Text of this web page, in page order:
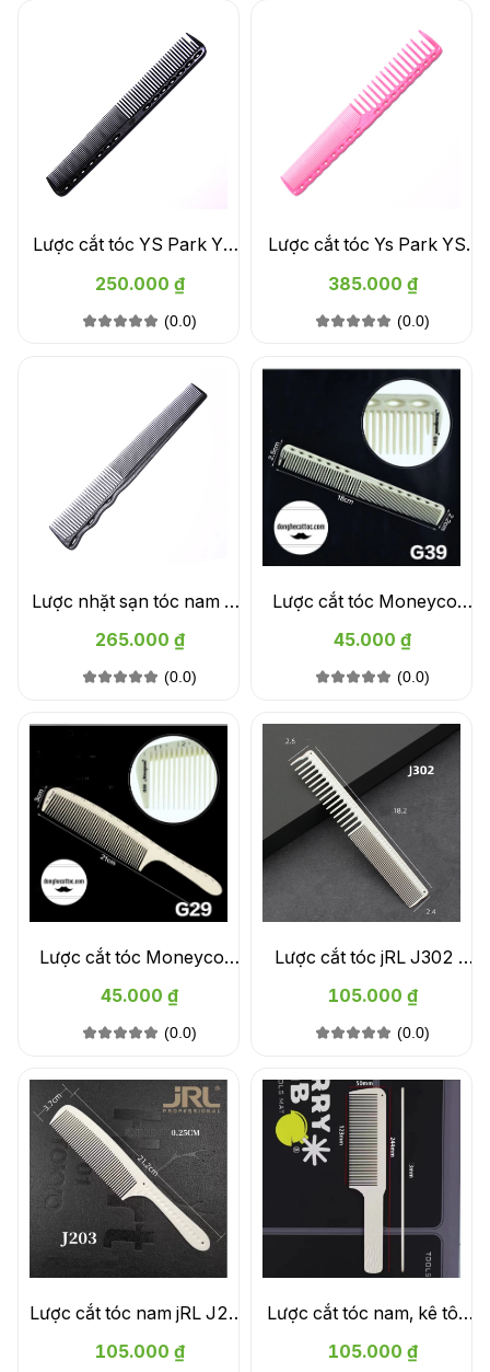
Lược cắt tóc YS Park YS-
339 chính hãng
250.000 ₫
(0.0)
Lược cắt tóc Ys Park YS-
332
385.000 ₫
(0.0)
Lược nhặt sạn tóc nam YS
Park YS-252 chính hãng
265.000 ₫
(0.0)
Lược cắt tóc Moneycom
G39
45.000 ₫
(0.0)
Lược cắt tóc Moneycom
g29
45.000 ₫
(0.0)
Lược cắt tóc jRL J302 -
Trắng
105.000 ₫
(0.0)
Lược cắt tóc nam jRL J203
- Trắng
105.000 ₫
Lược cắt tóc nam, kê tông
đơ jRL J202 - Trắng
105.000 ₫